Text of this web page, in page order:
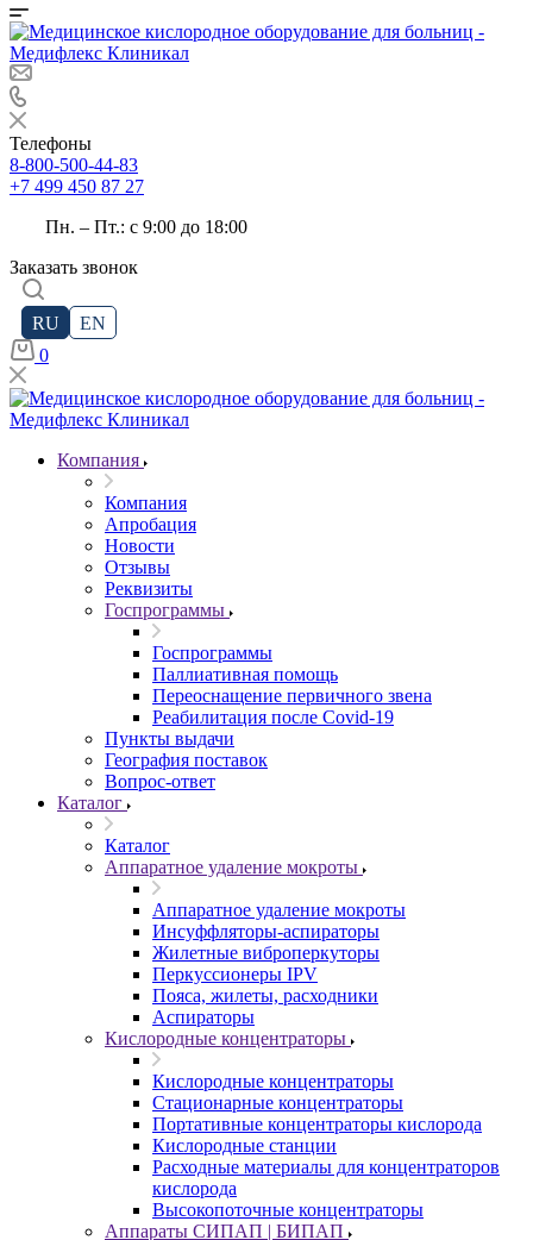
Телефоны
8-800-500-44-83
+7 499 450 87 27
Пн. – Пт.: с 9:00 до 18:00
Заказать звонок
RU
EN
0
Компания
Компания
Апробация
Новости
Отзывы
Реквизиты
Госпрограммы
Госпрограммы
Паллиативная помощь
Переоснащение первичного звена
Реабилитация после Covid-19
Пункты выдачи
География поставок
Вопрос-ответ
Каталог
Каталог
Аппаратное удаление мокроты
Аппаратное удаление мокроты
Инсуффляторы-аспираторы
Жилетные виброперкуторы
Перкуссионеры IPV
Пояса, жилеты, расходники
Аспираторы
Кислородные концентраторы
Кислородные концентраторы
Стационарные концентраторы
Портативные концентраторы кислорода
Кислородные станции
Расходные материалы для концентраторов
кислорода
Высокопоточные концентраторы
Аппараты СИПАП | БИПАП